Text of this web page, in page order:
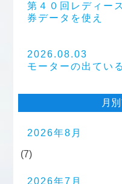
第４０回レディー
券データを使え
2026.08.03
モーターの出てい
月
2026年8月
(7)
2026年7月